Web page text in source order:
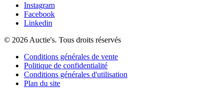
Instagram
Facebook
Linkedin
© 2026 Auctie's. Tous droits réservés
Conditions générales de vente
Politique de confidentialité
Conditions générales d'utilisation
Plan du site